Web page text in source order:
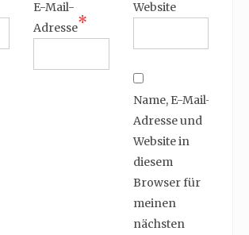
E-Mail-
Adresse*
Website
Name, E-Mail-
Adresse und
Website in
diesem
Browser für
meinen
nächsten